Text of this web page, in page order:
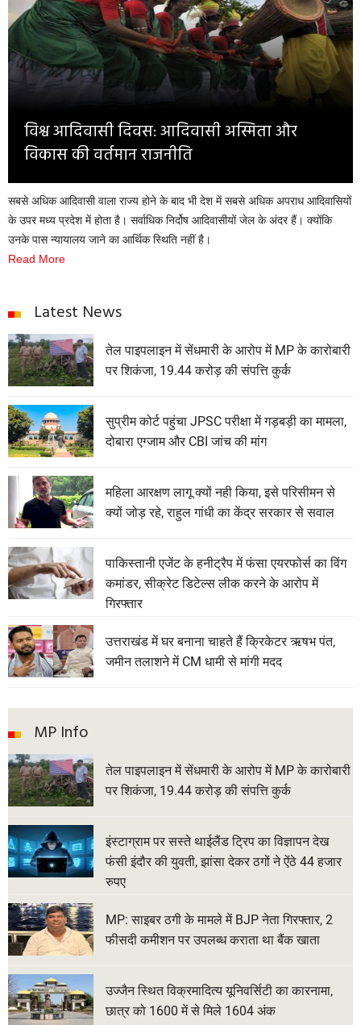
Opinion
Health & Lifestyle
Photo Gallery
Home
विश्व आदिवासी दिवस: आदिवासी अस्मिता और
विकास की वर्तमान राजनीति
सबसे अधिक आदिवासी वाला राज्य होने के बाद भी देश में सबसे अधिक अपराध आदिवासियों
के उपर मध्य प्रदेश में होता है। सर्वाधिक निर्दोष आदिवासीयों जेल के अंदर हैं। क्योंकि
उनके पास न्यायालय जाने का आर्थिक स्थिति नहीं है।
Read More
Latest News
तेल पाइपलाइन में सेंधमारी के आरोप में MP के कारोबारी
पर शिकंजा, 19.44 करोड़ की संपत्ति कुर्क
सुप्रीम कोर्ट पहुंचा JPSC परीक्षा में गड़बड़ी का मामला,
दोबारा एग्जाम और CBI जांच की मांग
महिला आरक्षण लागू क्यों नही किया, इसे परिसीमन से
क्यों जोड़ रहे, राहुल गांधी का केंद्र सरकार से सवाल
पाकिस्तानी एजेंट के हनीट्रैप में फंसा एयरफोर्स का विंग
कमांडर, सीक्रेट डिटेल्स लीक करने के आरोप में
गिरफ्तार
उत्तराखंड में घर बनाना चाहते हैं क्रिकेटर ऋषभ पंत,
जमीन तलाशने में CM धामी से मांगी मदद
MP Info
तेल पाइपलाइन में सेंधमारी के आरोप में MP के कारोबारी
पर शिकंजा, 19.44 करोड़ की संपत्ति कुर्क
इंस्टाग्राम पर सस्ते थाईलैंड ट्रिप का विज्ञापन देख
फंसी इंदौर की युवती, झांसा देकर ठगों ने ऐंठे 44 हजार
रुपए
MP: साइबर ठगी के मामले में BJP नेता गिरफ्तार, 2
फीसदी कमीशन पर उपलब्ध कराता था बैंक खाता
उज्जैन स्थित विक्रमादित्य यूनिवर्सिटी का कारनामा,
छात्र को 1600 में से मिले 1604 अंक